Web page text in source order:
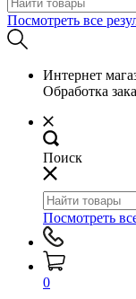
Посмотреть все
Интернет
Обработка
Поиск
Посмотреть
0